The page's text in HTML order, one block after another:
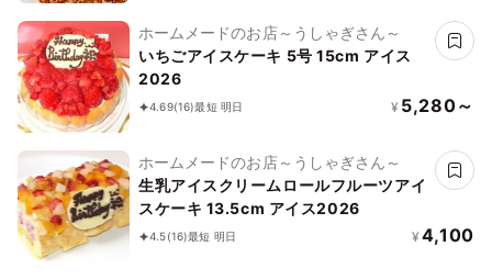
ホームメードのお店～うしゃぎさん～
いちごアイスケーキ 5号 15cm アイス
2026
4.69(16)最短 明日 ¥ 5,280～
ホームメードのお店～うしゃぎさん～
生乳アイスクリームロールフルーツアイ
スケーキ 13.5cm アイス2026
4.5(16)最短 明日 ¥ 4,100